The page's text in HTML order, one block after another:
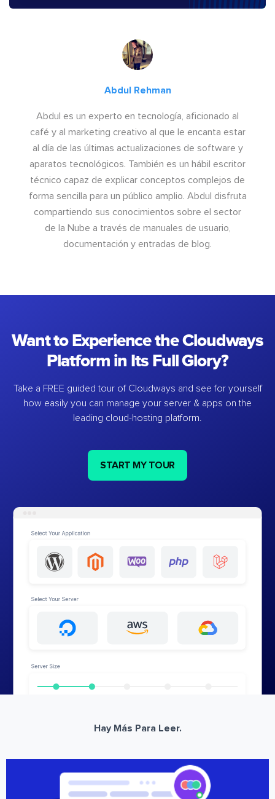
Abdul Rehman
Abdul es un experto en tecnología, aficionado al
café y al marketing creativo al que le encanta estar
al día de las últimas actualizaciones de software y
aparatos tecnológicos. También es un hábil escritor
técnico capaz de explicar conceptos complejos de
forma sencilla para un público amplio. Abdul disfruta
compartiendo sus conocimientos sobre el sector
de la Nube a través de manuales de usuario,
documentación y entradas de blog.
Want to Experience the Cloudways
Platform in Its Full Glory?
Take a FREE guided tour of Cloudways and see for yourself
how easily you can manage your server & apps on the
leading cloud-hosting platform.
START MY TOUR
Hay Más Para Leer.